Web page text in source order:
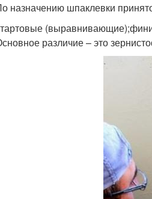
назначению шпаклевки
различие – это